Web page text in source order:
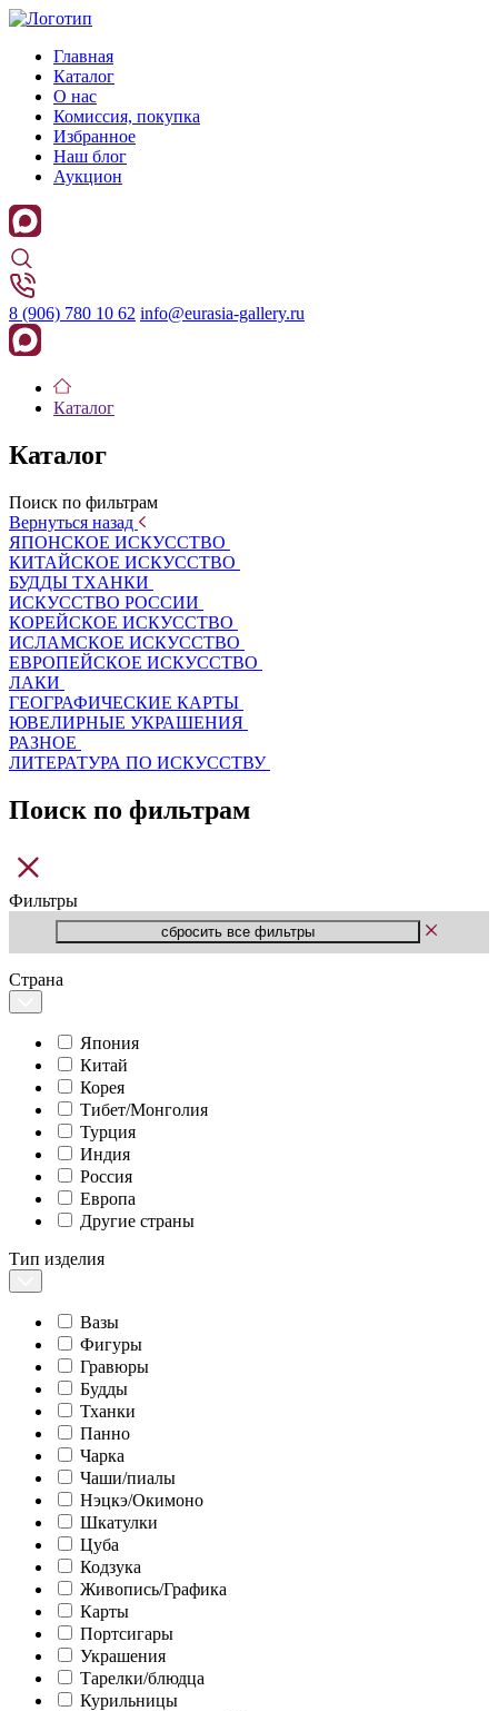
Главная
Каталог
О нас
Комиссия, покупка
Избранное
Наш блог
Аукцион
8 (906) 780 10 62 info@eurasia-gallery.ru
Каталог
Каталог
Поиск по фильтрам
Вернуться назад
ЯПОНСКОЕ ИСКУССТВО
КИТАЙСКОЕ ИСКУССТВО
БУДДЫ ТХАНКИ
ИСКУССТВО РОССИИ
КОРЕЙСКОЕ ИСКУССТВО
ИСЛАМСКОЕ ИСКУССТВО
ЕВРОПЕЙСКОЕ ИСКУССТВО
ЛАКИ
ГЕОГРАФИЧЕСКИЕ КАРТЫ
ЮВЕЛИРНЫЕ УКРАШЕНИЯ
РАЗНОЕ
ЛИТЕРАТУРА ПО ИСКУССТВУ
Поиск по фильтрам
Фильтры
Страна
Япония
Китай
Корея
Тибет/Монголия
Турция
Индия
Россия
Европа
Другие страны
Тип изделия
Вазы
Фигуры
Гравюры
Будды
Тханки
Панно
Чарка
Чаши/пиалы
Нэцкэ/Окимоно
Шкатулки
Цуба
Кодзука
Живопись/Графика
Карты
Портсигары
Украшения
Тарелки/блюдца
Курильницы